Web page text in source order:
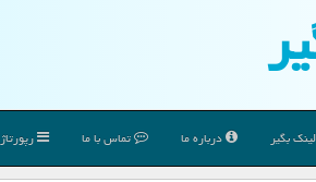
بگیر درباره ما تماس با ما رپورتاژ